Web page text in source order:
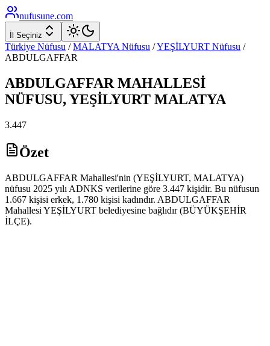
nufusune.com
İl Seçiniz
Türkiye Nüfusu / MALATYA Nüfusu /YEŞİLYURT Nüfusu /
ABDULGAFFAR
ABDULGAFFAR MAHALLESİ
NÜFUSU, YEŞİLYURT MALATYA
3.447
Özet
ABDULGAFFAR Mahallesi'nin (YEŞİLYURT, MALATYA)
nüfusu 2025 yılı ADNKS verilerine göre 3.447 kişidir. Bu nüfusun
1.667 kişisi erkek, 1.780 kişisi kadındır. ABDULGAFFAR
Mahallesi YEŞİLYURT belediyesine bağlıdır (BÜYÜKŞEHİR
İLÇE).